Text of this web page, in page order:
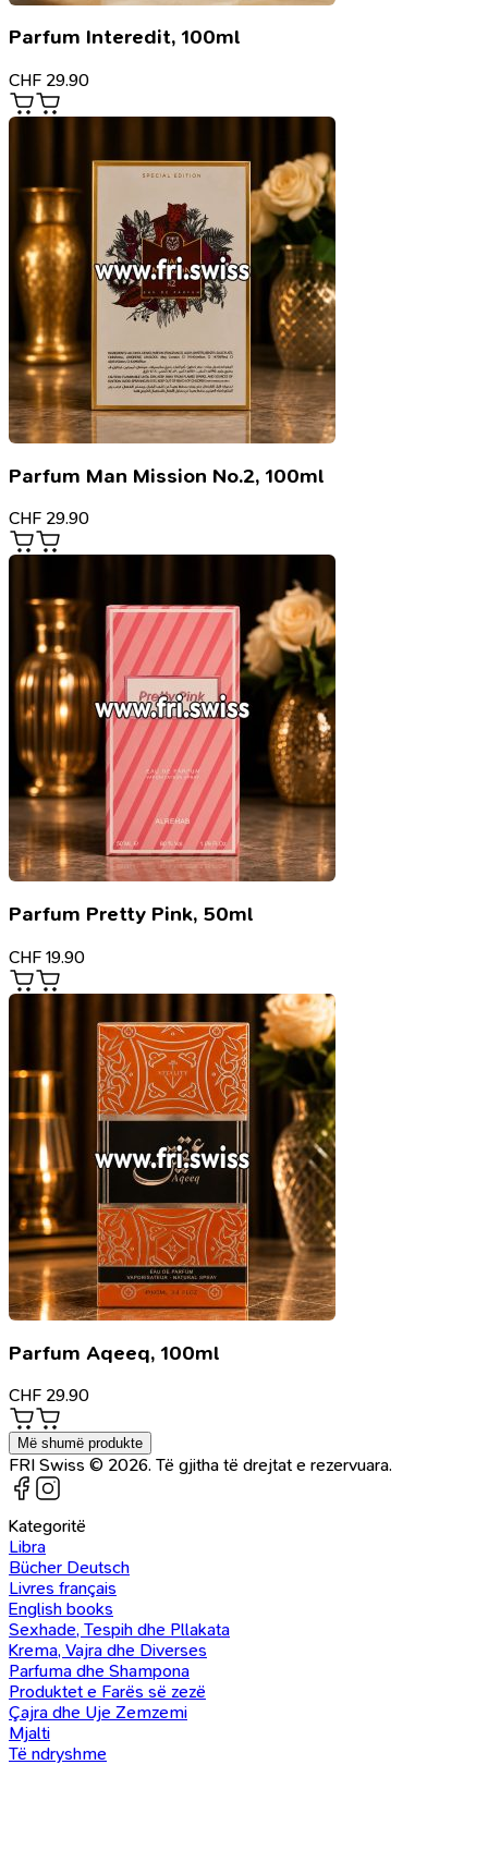
Parfum Interedit, 100ml
CHF 29.90
Parfum Man Mission No.2, 100ml
CHF 29.90
Parfum Pretty Pink, 50ml
CHF 19.90
Parfum Aqeeq, 100ml
CHF 29.90
Më shumë produkte
FRI Swiss © 2026. Të gjitha të drejtat e rezervuara.
Kategoritë
Libra
Bücher Deutsch
Livres français
English books
Sexhade, Tespih dhe Pllakata
Krema, Vajra dhe Diverses
Parfuma dhe Shampona
Produktet e Farës së zezë
Çajra dhe Uje Zemzemi
Mjalti
Të ndryshme